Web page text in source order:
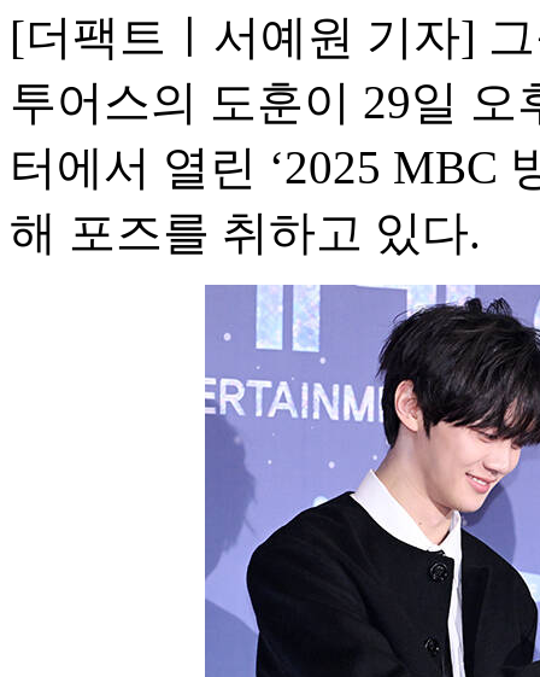
[더팩트ㅣ서예원 기자]
투어스의 도훈이 29일
터에서 열린 ‘2025 MBC
해 포즈를 취하고 있다.